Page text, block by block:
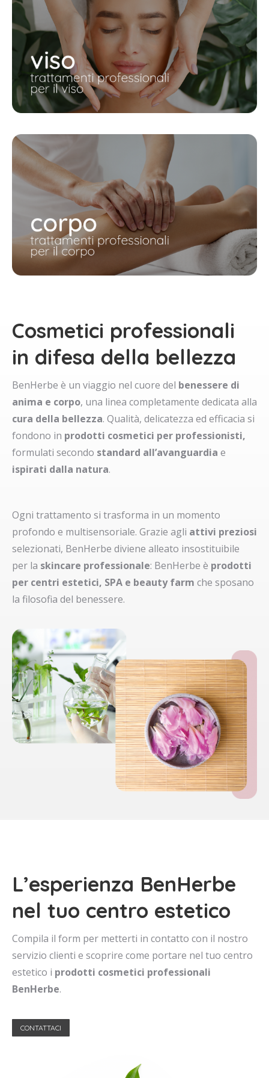
Cosmetici professionali
in difesa della bellezza
BenHerbe è un viaggio nel cuore del benessere di
anima e corpo, una linea completamente dedicata alla
cura della bellezza. Qualità, delicatezza ed efficacia si
fondono in prodotti cosmetici per professionisti,
formulati secondo standard all’avanguardia e
ispirati dalla natura.
Ogni trattamento si trasforma in un momento
profondo e multisensoriale. Grazie agli attivi preziosi
selezionati, BenHerbe diviene alleato insostituibile
per la skincare professionale: BenHerbe è prodotti
per centri estetici, SPA e beauty farm che sposano
la filosofia del benessere.
L’esperienza BenHerbe
nel tuo centro estetico
Compila il form per metterti in contatto con il nostro
servizio clienti e scoprire come portare nel tuo centro
estetico i prodotti cosmetici professionali
BenHerbe.
CONTATTACI